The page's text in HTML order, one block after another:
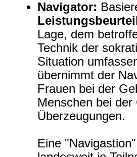
Navigator:
Lage, dem betroffenen
Technik der
Situation
übernimmt der
Frauen bei der
Menschen bei
Überzeugungen.
Eine